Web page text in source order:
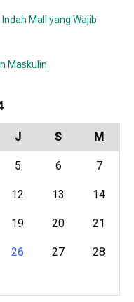
Mall yang Wajib
Maskulin
J S M
5 6 7
12 13 14
19 20 21
26 27 28